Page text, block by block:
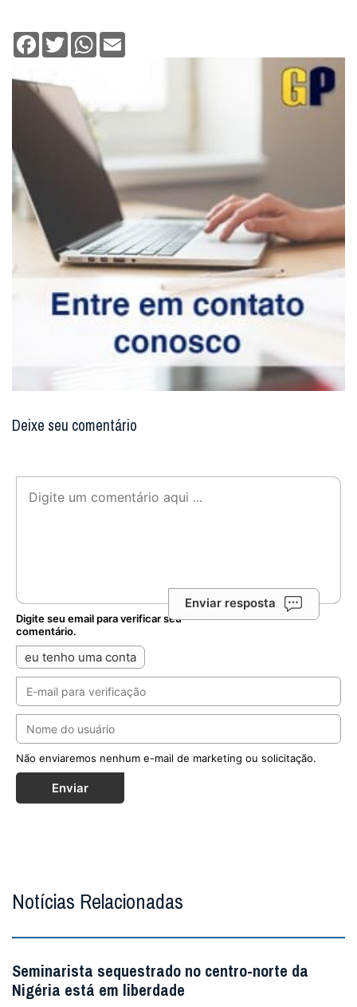
Facebook
TwitterWhatsApp
Deixe seu comentário
Enviar resposta
Digite seu email para verificar seu
comentário.
eu tenho uma conta
Não enviaremos nenhum e-mail de marketing ou solicitação.
Enviar
Notícias Relacionadas
Seminarista sequestrado no centro-norte da
Nigéria está em liberdade